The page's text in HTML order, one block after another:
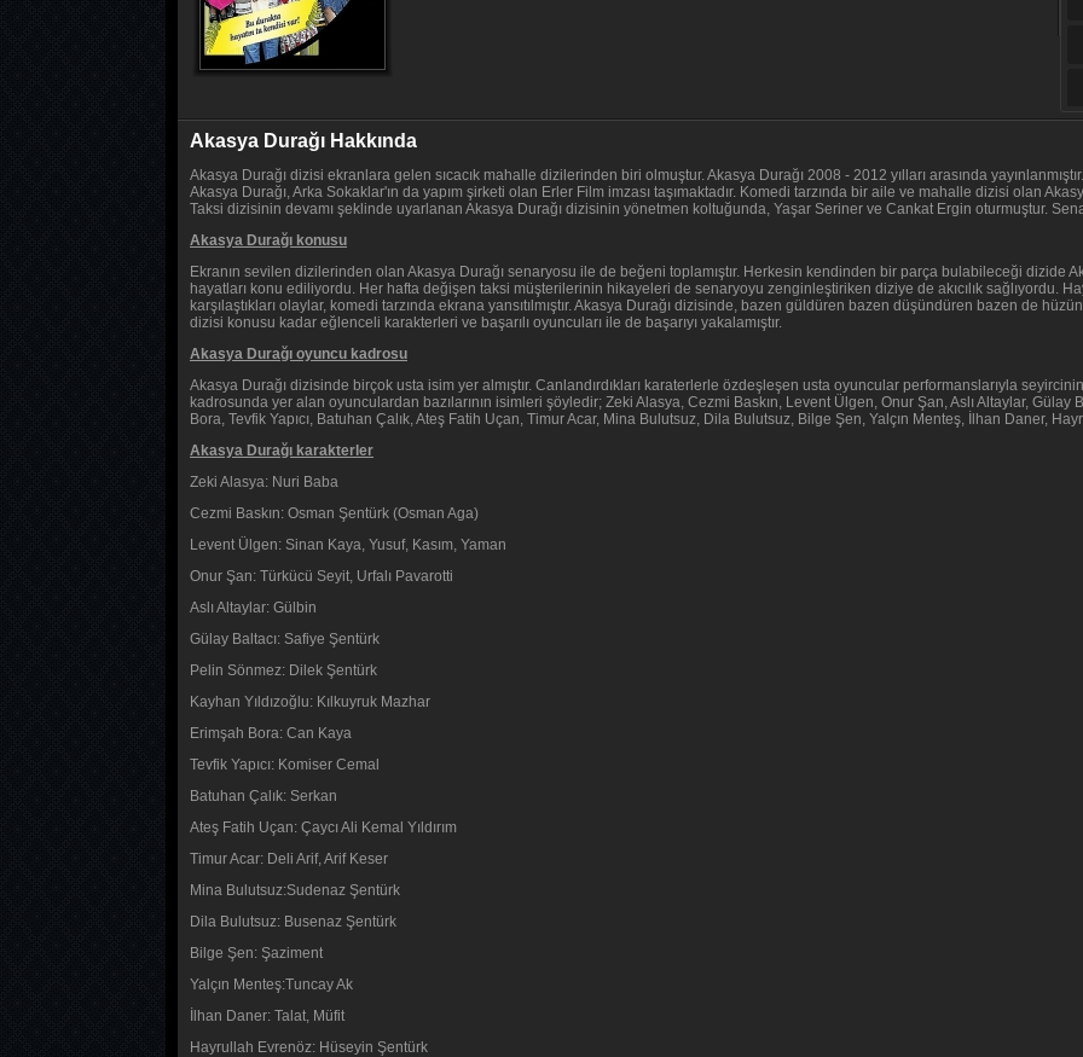
Akasya Durağı Hakkında
Akasya Durağı dizisi ekranlara gelen sıcacık mahalle dizilerinden biri olmuştur. Akasya Durağı 2008 - 2012 yılları arasında
Akasya Durağı, Arka Sokaklar'ın da yapım şirketi olan Erler Film imzası taşımaktadır. Komedi tarzında bir aile ve mahalle dizisi olan
Taksi dizisinin devamı şeklinde uyarlanan Akasya Durağı dizisinin yönetmen koltuğunda, Yaşar Seriner ve Cankat Ergin oturmuştur.
Akasya Durağı konusu
Ekranın sevilen dizilerinden olan Akasya Durağı senaryosu ile de beğeni toplamıştır. Herkesin kendinden bir parça bulabileceği dizide
hayatları konu ediliyordu. Her hafta değişen taksi müşterilerinin hikayeleri de senaryoyu zenginleştiriken diziye de akıcılık sağlıyordu.
karşılaştıkları olaylar, komedi tarzında ekrana yansıtılmıştır. Akasya Durağı dizisinde, bazen güldüren bazen düşündüren bazen de
dizisi konusu kadar eğlenceli karakterleri ve başarılı oyuncuları ile de başarıyı yakalamıştır.
Akasya Durağı oyuncu kadrosu
Akasya Durağı dizisinde birçok usta isim yer almıştır. Canlandırdıkları karaterlerle özdeşleşen usta oyuncular performanslarıyla
kadrosunda yer alan oyunculardan bazılarının isimleri şöyledir; Zeki Alasya, Cezmi Baskın, Levent Ülgen, Onur Şan, Aslı Altaylar, Gülay
Bora, Tevfik Yapıcı, Batuhan Çalık, Ateş Fatih Uçan, Timur Acar, Mina Bulutsuz, Dila Bulutsuz, Bilge Şen, Yalçın Menteş, İlhan Daner,
Akasya Durağı karakterler
Zeki Alasya: Nuri Baba
Cezmi Baskın: Osman Şentürk (Osman Aga)
Levent Ülgen: Sinan Kaya, Yusuf, Kasım, Yaman
Onur Şan: Türkücü Seyit, Urfalı Pavarotti
Aslı Altaylar: Gülbin
Gülay Baltacı: Safiye Şentürk
Pelin Sönmez: Dilek Şentürk
Kayhan Yıldızoğlu: Kılkuyruk Mazhar
Erimşah Bora: Can Kaya
Tevfik Yapıcı: Komiser Cemal
Batuhan Çalık: Serkan
Ateş Fatih Uçan: Çaycı Ali Kemal Yıldırım
Timur Acar: Deli Arif, Arif Keser
Mina Bulutsuz:Sudenaz Şentürk
Dila Bulutsuz: Busenaz Şentürk
Bilge Şen: Şaziment
Yalçın Menteş:Tuncay Ak
İlhan Daner: Talat, Müfit
Hayrullah Evrenöz: Hüseyin Şentürk